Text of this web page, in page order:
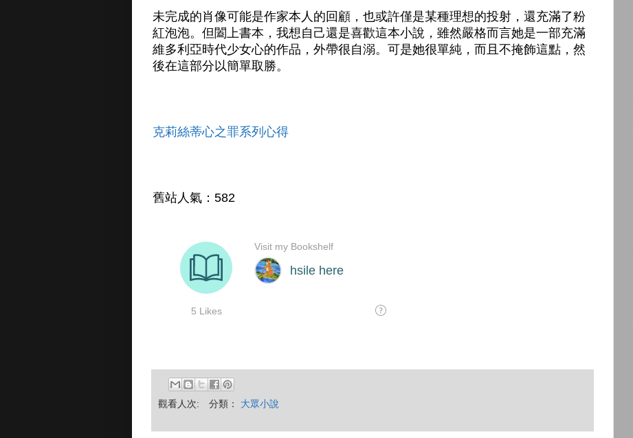
未完成的肖像可能是作家本人的回顧，也或許僅是某種理想的投射，還充滿了粉
紅泡泡。但闔上書本，我想自己還是喜歡這本小說，雖然嚴格而言她是一部充滿
維多利亞時代少女心的作品，外帶很自溺。可是她很單純，而且不掩飾這點，然
後在這部分以簡單取勝。
克莉絲蒂心之罪系列心得
舊站人氣：582
觀看人次: 分類： 大眾小說